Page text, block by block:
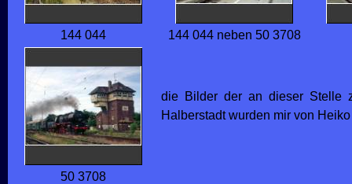
144 044 144 044 neben 50 3708
die Bilder der an dieser Stelle
Halberstadt wurden mir von
50 3708